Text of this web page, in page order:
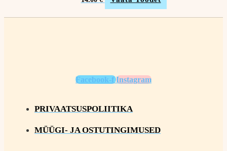
Facebook-f Instagram
PRIVAATSUSPOLIITIKA
MÜÜGI- JA OSTUTINGIMUSED